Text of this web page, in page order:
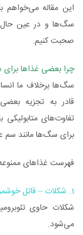
این مقاله می‌خواهم
سگ‌ها و در عین حال،
صحبت کنیم.
چرا بعضی غذاها
سگ‌ها برخلاف ما
قادر به تجزیه
تفاوت‌های
برای سگ‌ها مانند سم
فهرست غذاهای
1. شکلات – قاتل خوشمزه!
شکلات حاوی
می‌شود.